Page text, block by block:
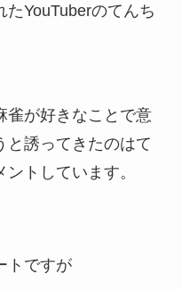
YouTuberのてんち
雀が好きなことで意
と誘ってきたのはて
トしています。
トですが